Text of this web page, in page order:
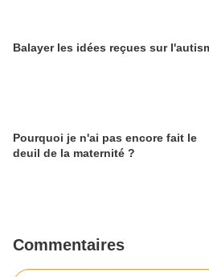
Balayer les idées reçues sur
Pourquoi je n'ai pas encore fait le
deuil de la maternité ?
Commentaires